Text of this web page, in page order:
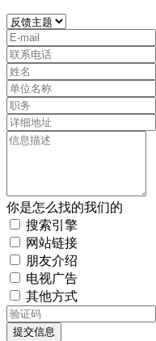
你是怎么找的我们的
搜索引擎
网站链接
朋友介绍
电视广告
其他方式
提交信息